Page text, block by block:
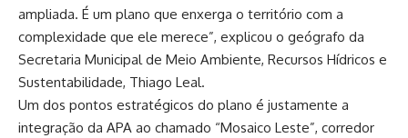
ampliada. É um plano que enxerga o território com a
complexidade que ele merece”, explicou o geógrafo da
Secretaria Municipal de Meio Ambiente, Recursos Hídricos e
Sustentabilidade, Thiago Leal.
Um dos pontos estratégicos do plano é justamente a
integração da APA ao chamado “Mosaico Leste”, corredor